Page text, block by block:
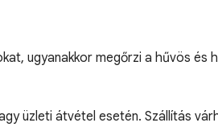
ugyanakkor megőrzi a hűvös
üzleti átvétel esetén. Szállítás